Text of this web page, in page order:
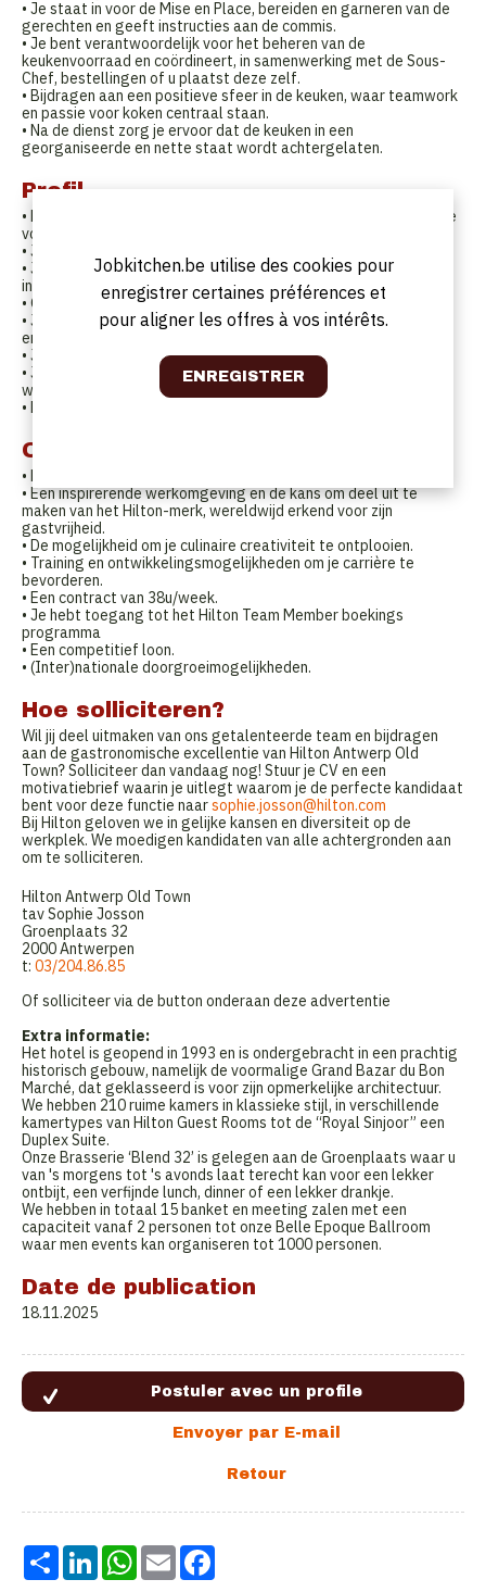
• Je staat in voor de Mise en Place, bereiden en garneren van de
gerechten en geeft instructies aan de commis.
• Je bent verantwoordelijk voor het beheren van de
keukenvoorraad en coördineert, in samenwerking met de Sous-
Chef, bestellingen of u plaatst deze zelf.
• Bijdragen aan een positieve sfeer in de keuken, waar teamwork
en passie voor koken centraal staan.
• Na de dienst zorg je ervoor dat de keuken in een
georganiseerde en nette staat wordt achtergelaten.
Profil
• Bij voorkeur heb je een achtergrond in een hotelschool of heb je
voldoende professionele ervaring opgedaan in de keuken.
• Je hebt een goede kennis van het Nederlands of Engels
• Je bent een georganiseerde collega met een flexibele
instelling.
• Gastvrijheid stroomt door uw aderen.
• Je hebt een passie voor het creëren van innovatieve gerechten
en een oog voor detail.
• Je bent een échte teamplayer met een hands-on attitude!
• Je bent flexibel in werktijden, inclusief ochtenden, avonden en
weekenden.
• Kennis van de HACCP normen is een absolute must.
Offre
• Een uitdagende en lonende functie in een prestigieus hotel.
• Een inspirerende werkomgeving en de kans om deel uit te
maken van het Hilton-merk, wereldwijd erkend voor zijn
gastvrijheid.
• De mogelijkheid om je culinaire creativiteit te ontplooien.
• Training en ontwikkelingsmogelijkheden om je carrière te
bevorderen.
• Een contract van 38u/week.
• Je hebt toegang tot het Hilton Team Member boekings
programma
• Een competitief loon.
• (Inter)nationale doorgroeimogelijkheden.
Hoe solliciteren?
Wil jij deel uitmaken van ons getalenteerde team en bijdragen
aan de gastronomische excellentie van Hilton Antwerp Old
Town? Solliciteer dan vandaag nog! Stuur je CV en een
motivatiebrief waarin je uitlegt waarom je de perfecte kandidaat
bent voor deze functie naarsophie.josson@hilton.com
Bij Hilton geloven we in gelijke kansen en diversiteit op de
werkplek. We moedigen kandidaten van alle achtergronden aan
om te solliciteren.
Hilton Antwerp Old Town
tav Sophie Josson
Groenplaats 32
2000 Antwerpen
t: 03/204.86.85
Of solliciteer via de button onderaan deze advertentie
Extra informatie:
Het hotel is geopend in 1993 en is ondergebracht in een prachtig
historisch gebouw, namelijk de voormalige Grand Bazar du Bon
Marché, dat geklasseerd is voor zijn opmerkelijke architectuur.
We hebben 210 ruime kamers in klassieke stijl, in verschillende
kamertypes van Hilton Guest Rooms tot de “Royal Sinjoor” een
Duplex Suite.
Onze Brasserie ‘Blend 32’ is gelegen aan de Groenplaats waar u
van 's morgens tot 's avonds laat terecht kan voor een lekker
ontbijt, een verfijnde lunch, dinner of een lekker drankje.
We hebben in totaal 15 banket en meeting zalen met een
capaciteit vanaf 2 personen tot onze Belle Epoque Ballroom
waar men events kan organiseren tot 1000 personen.
Date de publication
18.11.2025
Share LinkedInWhatsApp
Email
Jobkitchen.be utilise des cookies pour
enregistrer certaines préférences et
pour aligner les offres à vos intérêts.